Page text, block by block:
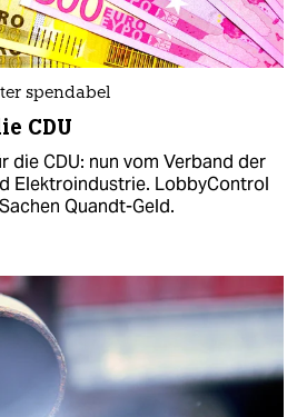
spendabel
CDU
die CDU: nun vom Verband der
Elektroindustrie. LobbyControl
Quandt-Geld.